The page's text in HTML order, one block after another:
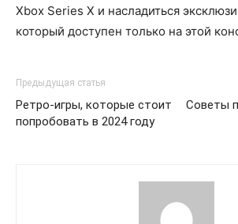
Xbox Series X и насладиться
который доступен только на этой
Предыдущая статья
Ретро-игры, которые стоит
попробовать в 2024 году
Советы